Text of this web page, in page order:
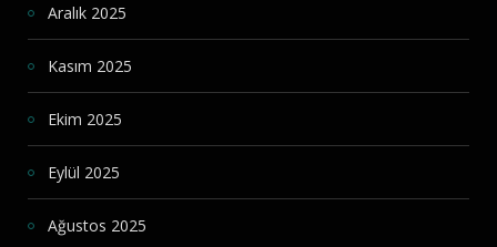
Aralık 2025
Kasım 2025
Ekim 2025
Eylül 2025
Ağustos 2025